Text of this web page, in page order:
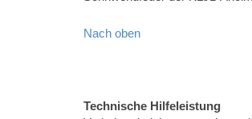
Nach oben
Technische Hilfeleistung